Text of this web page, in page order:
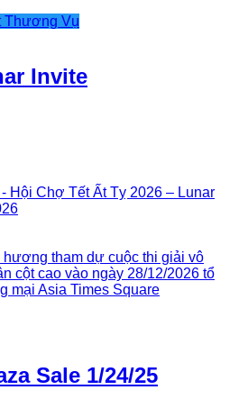
Thương Vụ
Invite
Hội Chợ Tết Ất Tỵ 2026 – Lunar
hương tham dự cuộc thi giải vô
cột cao vào ngày 28/12/2026 tổ
mại Asia Times Square
Sale 1/24/25